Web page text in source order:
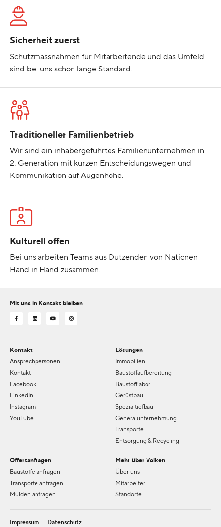
Sicherheit zuerst
Schutzmassnahmen für Mitarbeitende und das Umfeld
sind bei uns schon lange Standard.
Traditioneller Familienbetrieb
Wir sind ein inhabergeführtes Familienunternehmen in
2. Generation mit kurzen Entscheidungswegen und
Kommunikation auf Augenhöhe.
Kulturell offen
Bei uns arbeiten Teams aus Dutzenden von Nationen
Hand in Hand zusammen.
Mit uns in Kontakt bleiben
Kontakt
Ansprechpersonen
Kontakt
Facebook
LinkedIn
Instagram
YouTube
Lösungen
Immobilien
Baustoffaufbereitung
Baustofflabor
Gerüstbau
Spezialtiefbau
Generalunternehmung
Transporte
Entsorgung & Recycling
Offertanfragen
Baustoffe anfragen
Transporte anfragen
Mulden anfragen
Mehr über Volken
Über uns
Mitarbeiter
Standorte
Impressum Datenschutz